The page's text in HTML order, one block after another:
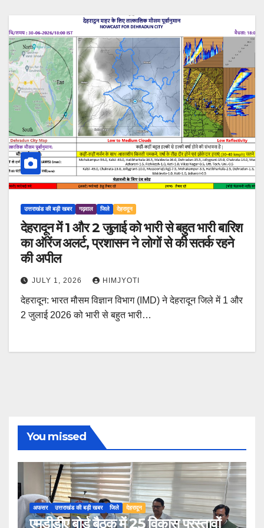
उत्तराखंड की बड़ी खबर गढ़वाल जिले देहरादून
देहरादून में 1 और 2 जुलाई को भारी से बहुत भारी बारिश
का ऑरेंज अलर्ट, प्रशासन ने लोगों से की सतर्क रहने
की अपील
JULY 1, 2026 HIMJYOTI
देहरादून: भारत मौसम विज्ञान विभाग (IMD) ने देहरादून जिले में 1 और
2 जुलाई 2026 को भारी से बहुत भारी…
You missed
अफसर उत्तराखंड की बड़ी खबर जिले देहरादून
एमडीडीए बोर्ड बैठक में 25 विकास प्रस्तावों